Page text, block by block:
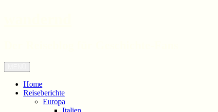
Zum
Inhalt
springen
Home
Reiseberichte
Europa
Italien